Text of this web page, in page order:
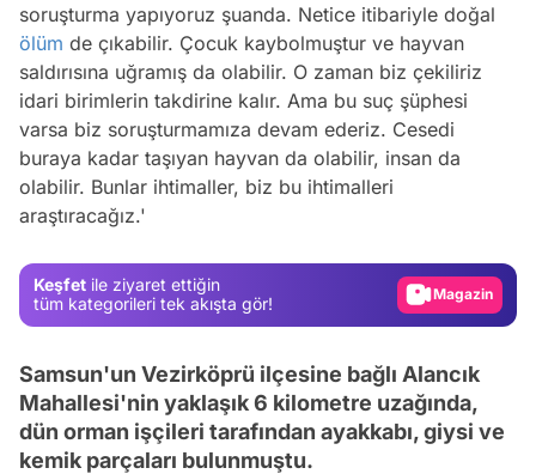
soruşturma yapıyoruz şuanda. Netice itibariyle doğal
ölüm de çıkabilir. Çocuk kaybolmuştur ve hayvan
saldırısına uğramış da olabilir. O zaman biz çekiliriz
idari birimlerin takdirine kalır. Ama bu suç şüphesi
varsa biz soruşturmamıza devam ederiz. Cesedi
buraya kadar taşıyan hayvan da olabilir, insan da
olabilir. Bunlar ihtimaller, biz bu ihtimalleri
araştıracağız.'
Keşfet ile ziyaret ettiğin
tüm kategorileri tek akışta gör!
Video
Samsun'un Vezirköprü ilçesine bağlı Alancık
Mahallesi'nin yaklaşık 6 kilometre uzağında,
dün orman işçileri tarafından ayakkabı, giysi ve
kemik parçaları bulunmuştu.